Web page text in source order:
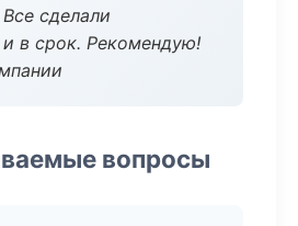
сделали
и в срок. Рекомендую!
вопросы